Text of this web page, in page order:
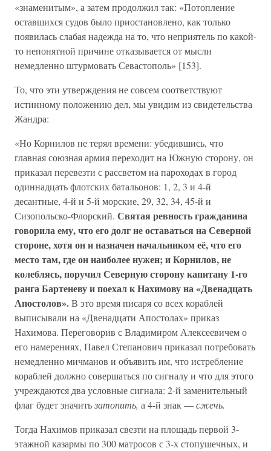
«знаменитым», а затем продолжил так: «Потопление
оставшихся судов было приостановлено, как только
появилась слабая надежда на то, что неприятель по какой-
то непонятной причине отказывается от мысли
немедленно штурмовать Севастополь» [153].
То, что эти утверждения не совсем соответствуют
истинному положению дел, мы увидим из свидетельства
Жандра:
«Но Корнилов не терял времени: убедившись, что
главная союзная армия переходит на Южную сторону, он
приказал перевезти с рассветом на пароходах в город
одиннадцать флотских батальонов: 1, 2, 3 и 4-й
десантные, 4-й и 5-й морские, 29, 32, 34, 45-й и
Сизопольско-Флорский. Святая ревность гражданина
говорила ему, что его долг не оставаться на Северной
стороне, хотя он и назначен начальником её, что его
место там, где он наиболее нужен; и Корнилов, не
колеблясь, поручил Северную сторону капитану 1-го
ранга Бартеневу и поехал к Нахимову на «Двенадцать
Апостолов».В это время писаря со всех кораблей
выписывали на «Двенадцати Апостолах» приказ
Нахимова. Переговорив с Владимиром Алексеевичем о
его намерениях, Павел Степанович приказал потребовать
немедленно мичманов и объявить им, что истребление
кораблей должно совершаться по сигналу и что для этого
учреждаются два условные сигнала: 2-й заменительный
флаг будет значитьзатопить, а 4-й знак —сжечь.
Тогда Нахимов приказал свезти на площадь первой 3-
этажной казармы по 300 матросов с 3-х стопушечных, и